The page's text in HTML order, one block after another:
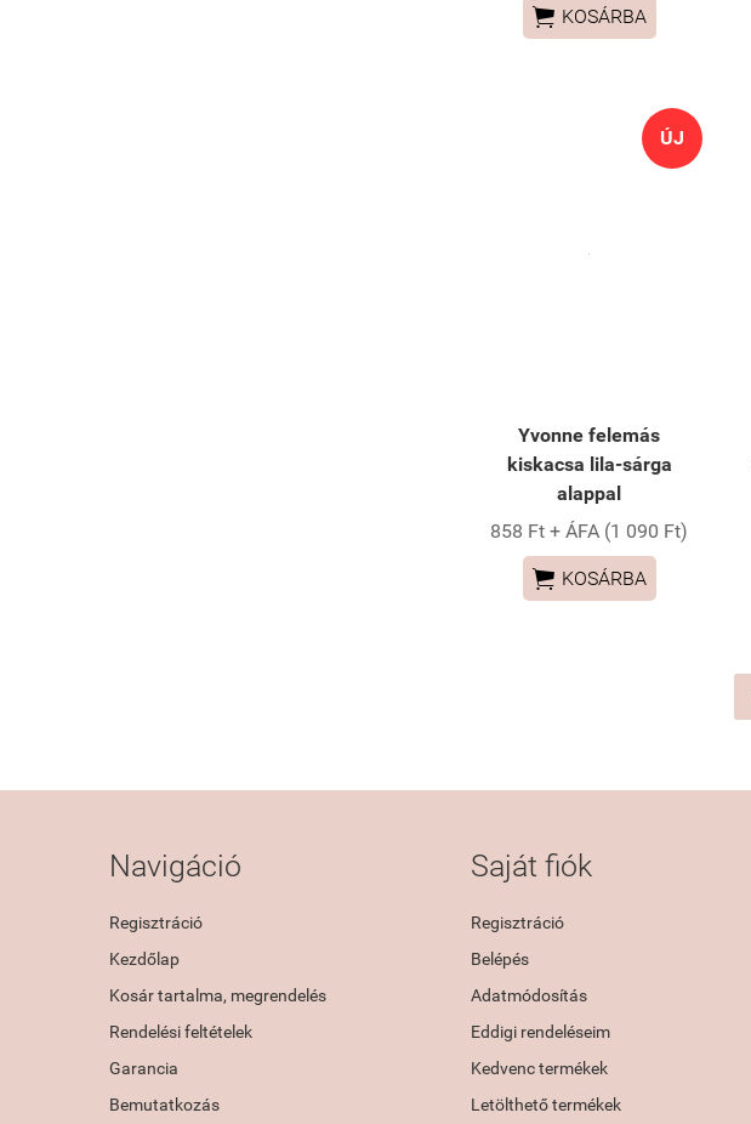
 KOSÁRBA
ÚJ
Yvonne felemás
kiskacsa lila-sárga
alappal
858 Ft + ÁFA (1 090 Ft)
 KOSÁRBA
Navigáció
Regisztráció
Kezdőlap
Kosár tartalma, megrendelés
Rendelési feltételek
Garancia
Bemutatkozás
Saját fiók
Regisztráció
Belépés
Adatmódosítás
Eddigi rendeléseim
Kedvenc termékek
Letölthető termékek